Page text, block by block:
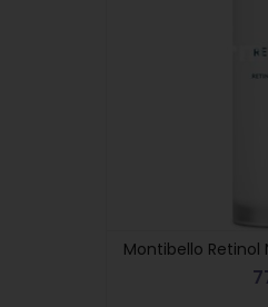
Montibello Retinol